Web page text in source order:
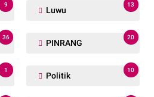
9
Luwu
13
36
PINRANG
20
1
Politik
10